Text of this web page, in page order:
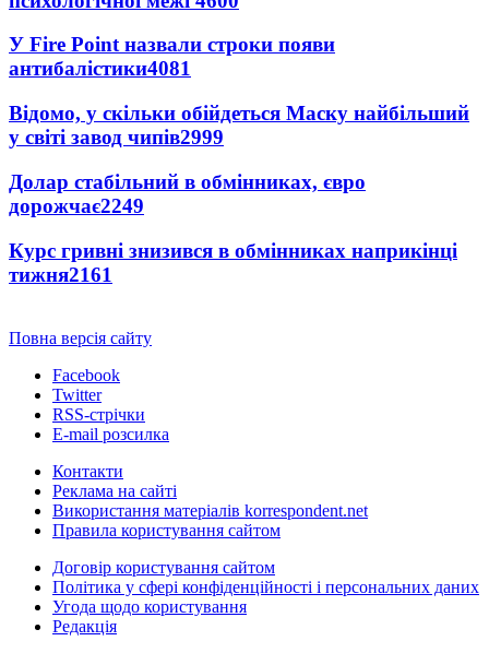
У Fire Point назвали строки появи
антибалістики4081
Відомо, у скільки обійдеться Маску найбільший
у світі завод чипів2999
Долар стабільний в обмінниках, євро
дорожчає2249
Курс гривні знизився в обмінниках наприкінці
тижня2161
Повна версія сайту
Facebook
Twitter
RSS-стрічки
E-mail розсилка
Контакти
Реклама на сайті
Використання матеріалів korrespondent.net
Правила користування сайтом
Договір користування сайтом
Політика у сфері конфіденційності і персональних даних
Угода щодо користування
Редакція